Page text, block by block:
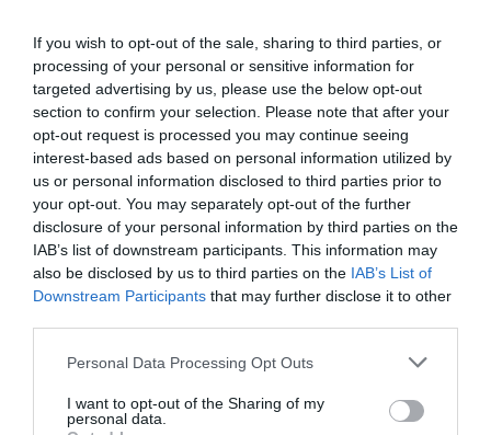
If you wish to opt-out of the sale, sharing to third parties, or
processing of your personal or sensitive information for
targeted advertising by us, please use the below opt-out
section to confirm your selection. Please note that after your
opt-out request is processed you may continue seeing
interest-based ads based on personal information utilized by
us or personal information disclosed to third parties prior to
your opt-out. You may separately opt-out of the further
disclosure of your personal information by third parties on the
IAB’s list of downstream participants. This information may
also be disclosed by us to third parties on the IAB’s List of
Downstream Participants that may further disclose it to other
Please note that this website/app uses one or more Google
not limited to your visit or usage behaviour. You may click to
grant or deny consent to Google and its third-party tags to
Personal Data Processing Opt Outs
I want to opt-out of the Sharing of my
personal data.
31.07.2026
Τι είναι η χολοκυστεκτομή στην οποία
υποβλήθηκε ο Μ.Χατζηγιάννης: Tα
συμπτώματα που οδηγούν στην επέμβαση
Οι τροφές που βοηθούν στη μακροζωία